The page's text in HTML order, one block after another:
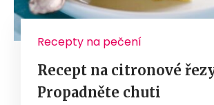
Recepty na pečení
Recept na citronové
Propadněte chuti